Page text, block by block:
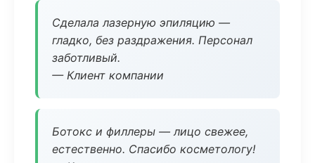
Сделала лазерную эпиляцию —
гладко, без раздражения. Персонал
заботливый.
— Клиент компании
Ботокс и филлеры — лицо свежее,
естественно. Спасибо косметологу!